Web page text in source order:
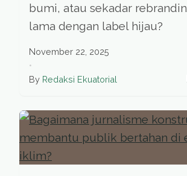
bumi, atau sekadar
lama dengan label hijau?
November 22, 2025
•
By Redaksi Ekuatorial